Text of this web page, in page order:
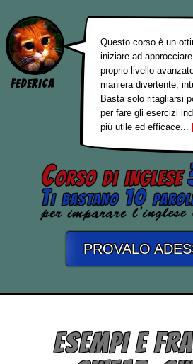
Federica
Questo corso è un
iniziare ad
proprio livello
maniera divertente,
Basta solo ritagliarsi
per fare gli esercizi
più utile ed efficace...
PROVALO
ESEMPI E